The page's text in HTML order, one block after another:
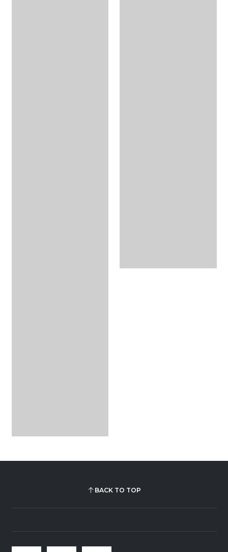
BACK TO TOP